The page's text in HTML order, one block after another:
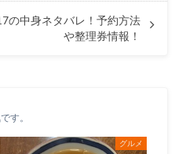
の中身ネタバレ！予約方法
や整理券情報！
す。
グルメ